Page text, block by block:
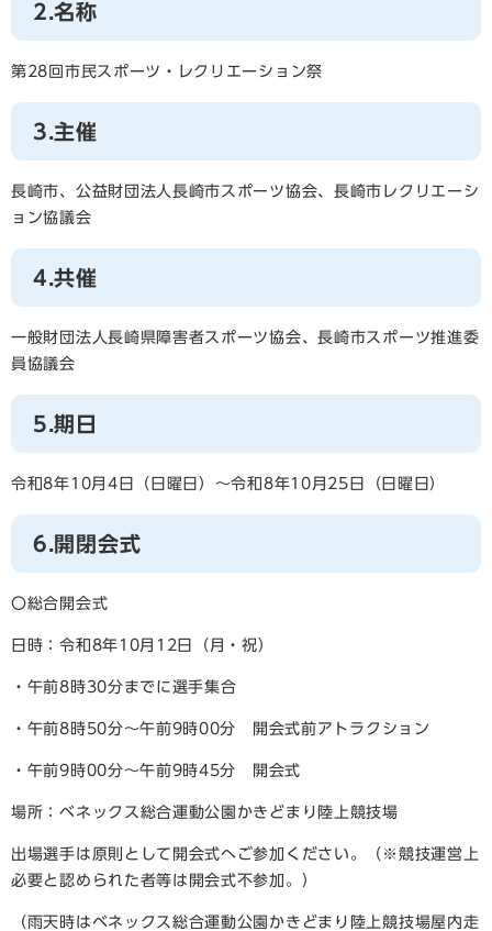
2.名称
第28回市民スポーツ・レクリエーション祭​
3.主催
長崎市、公益財団法人長崎市スポーツ協会、長崎市レクリエーシ
ョン協議会
4.共催
一般財団法人長崎県障害者スポーツ協会、長崎市スポーツ推進委
員協議会
5.期日
令和8年10月4日（日曜日）～令和8年10月25日（日曜日）
6.開閉会式
〇総合開会式
日時：令和8年10月12日（月・祝）
・午前8時30分までに選手集合
・午前8時50分～午前9時00分 開会式前アトラクション
・午前9時00分～午前9時45分 開会式
場所：ベネックス総合運動公園かきどまり陸上競技場
出場選手は原則として開会式へご参加ください。（※競技運営上
必要と認められた者等は開会式不参加。）
（雨天時はベネックス総合運動公園かきどまり陸上競技場屋内走